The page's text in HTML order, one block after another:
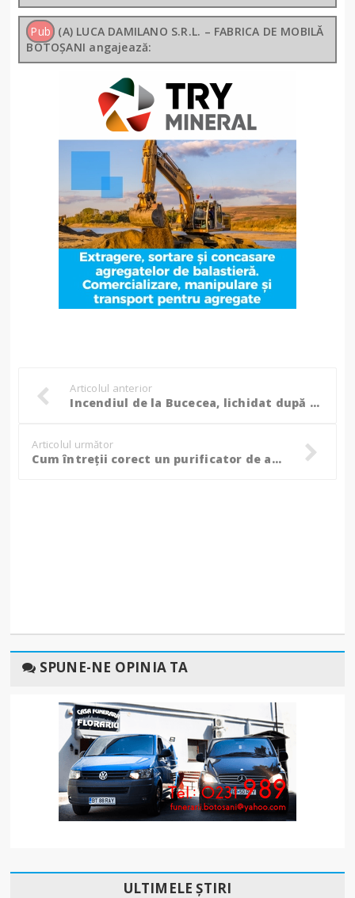
Pub (A) LUCA DAMILANO S.R.L. – FABRICA DE MOBILĂ
BOTOȘANI angajează:
Articolul anterior
Incendiul de la Bucecea, lichidat după cinci ore de luptă cu flăcările! – FOTO, VIDEO
Articolul următor
Cum întreții corect un purificator de aer și când trebuie schimbate filtrele? 3 recomandări de produse utile pentru locuințele din 2026
SPUNE-NE OPINIA TA
ULTIMELE ȘTIRI